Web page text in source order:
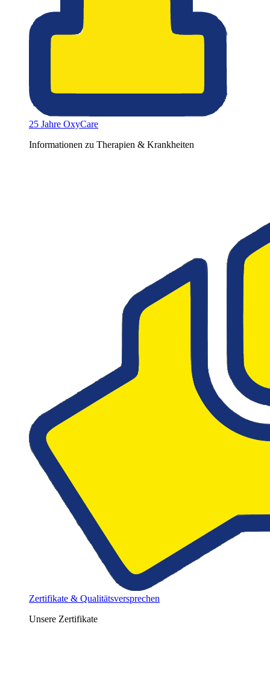
25 Jahre OxyCare
Informationen zu Therapien & Krankheiten
Zertifikate & Qualitätsversprechen
Unsere Zertifikate